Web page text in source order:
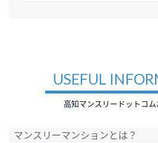
USEFUL
高知マンスリードットコ
マンスリーマンションとは？